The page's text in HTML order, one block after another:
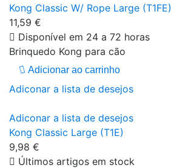
Kong Classic W/ Rope Large (T1FE)
11,59 €
Disponível em 24 a 72 horas
Brinquedo Kong para cão
Adicionar ao carrinho
Adiconar a lista de desejos
Adiconar a lista de desejos
Kong Classic Large (T1E)
9,98 €
Últimos artigos em stock